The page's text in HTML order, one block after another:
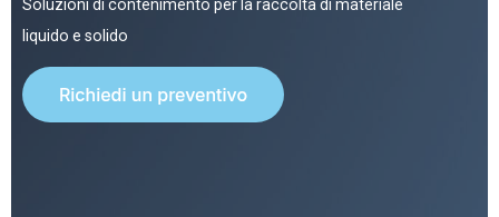
Soluzioni di contenimento per la raccolta di materiale
liquido e solido